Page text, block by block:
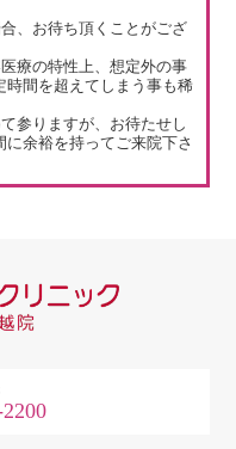
、お待ち頂くことがござ
療の特性上、想定外の事
時間を超えてしまう事も稀
参りますが、お待たせし
余裕を持ってご来院下さ